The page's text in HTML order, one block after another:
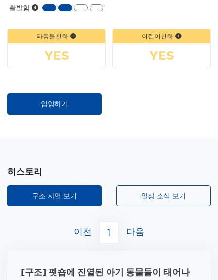
활발함
타동물친화
YES
어린이친화
YES
입양하기
히스토리
구조 사연 보기 일상 소식 보기
이전 1 다음
[구조] 펫숍에 진열된 아기 동물들이 태어나